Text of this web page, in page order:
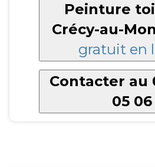
Peinture
Crécy-au-
gratuit en
Contacter au
05 06